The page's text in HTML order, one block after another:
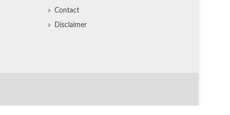
Contact
Disclaimer